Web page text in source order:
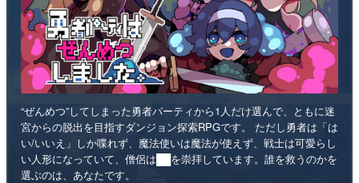
“ぜんめつ”してしまった勇者パーティから1人だけ選んで、ともに迷
宮からの脱出を目指すダンジョン探索RPGです。 ただし勇者は「は
い/いいえ」しか喋れず、魔法使いは魔法が使えず、戦士は可愛らし
い人形になっていて、僧侶は██を崇拝しています。誰を救うのかを
選ぶのは、あなたです。